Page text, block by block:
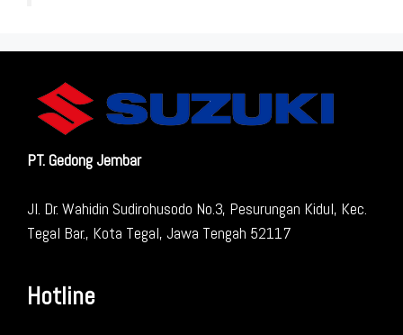
PT. Gedong Jembar
Jl. Dr. Wahidin Sudirohusodo No.3, Pesurungan Kidul, Kec.
Tegal Bar., Kota Tegal, Jawa Tengah 52117
Hotline